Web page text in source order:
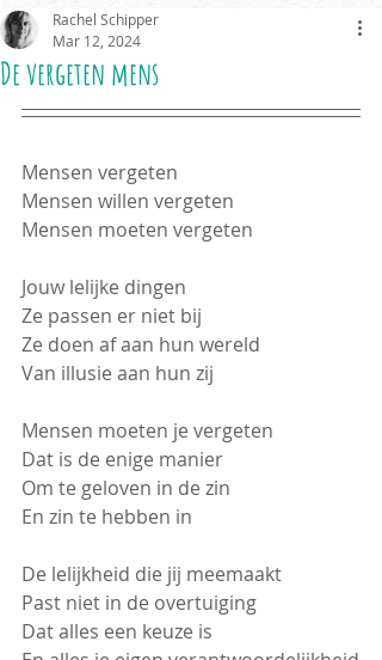
De vergeten mens
Rachel Schipper
Mar 12, 2024
Mensen vergeten
Mensen willen vergeten
Mensen moeten vergeten
Jouw lelijke dingen
Ze passen er niet bij
Ze doen af aan hun wereld
Van illusie aan hun zij
Mensen moeten je vergeten
Dat is de enige manier
Om te geloven in de zin
En zin te hebben in
De lelijkheid die jij meemaakt
Past niet in de overtuiging
Dat alles een keuze is